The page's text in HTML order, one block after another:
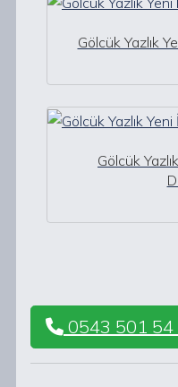
Gölcük Yazlık
Gölcük
0543 501 54